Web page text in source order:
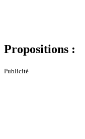
Propositions :
Publicité